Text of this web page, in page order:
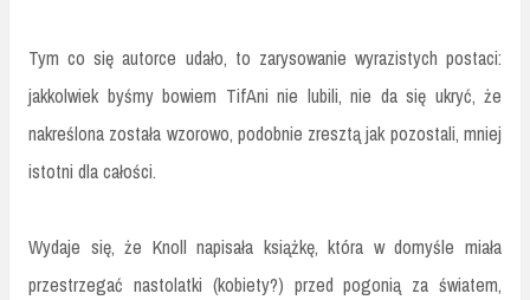
Tym co się autorce udało, to zarysowanie wyrazistych postaci:
jakkolwiek byśmy bowiem TifAni nie lubili, nie da się ukryć, że
nakreślona została wzorowo, podobnie zresztą jak pozostali, mniej
istotni dla całości.
Wydaje się, że Knoll napisała książkę, która w domyśle miała
przestrzegać nastolatki (kobiety?) przed pogonią za światem,